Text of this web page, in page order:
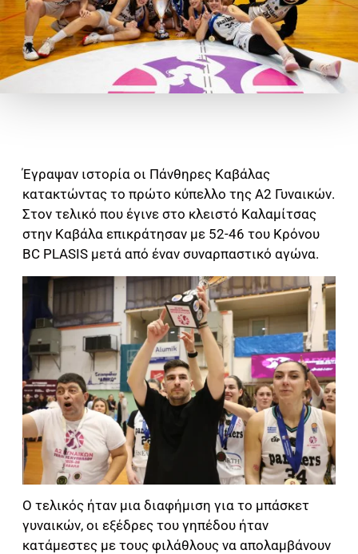
Έγραψαν ιστορία οι Πάνθηρες Καβάλας
κατακτώντας το πρώτο κύπελλο της Α2 Γυναικών.
Στον τελικό που έγινε στο κλειστό Καλαμίτσας
στην Καβάλα επικράτησαν με 52-46 του Κρόνου
BC PLASIS μετά από έναν συναρπαστικό αγώνα.
Ο τελικός ήταν μια διαφήμιση για το μπάσκετ
γυναικών, οι εξέδρες του γηπέδου ήταν
κατάμεστες με τους φιλάθλους να απολαμβάνουν